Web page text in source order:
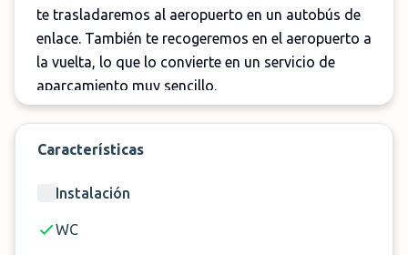
te trasladaremos al aeropuerto en un autobús de
enlace. También te recogeremos en el aeropuerto a
la vuelta, lo que lo convierte en un servicio de
aparcamiento muy sencillo.
Ten en cuenta que el servicio de aparcamiento
está disponible de 3:30 a 1:00. Aparcas tu coche en
Futuro a través de ParkMundo!
Características
Instalación
WC